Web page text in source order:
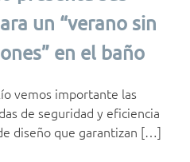
un “verano sin
en el baño
vemos importante las
de seguridad y eficiencia
diseño que garantizan […]